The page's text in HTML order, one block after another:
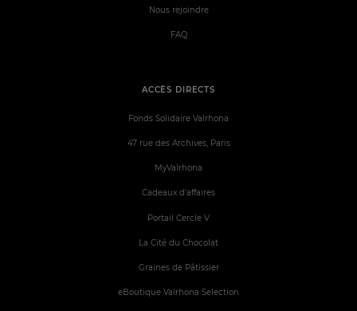
ACCÈS DIRECTS
Fonds Solidaire Valrhona
47 rue des Archives, Paris
MyValrhona
Cadeaux d'affaires
Portail Cercle V
La Cité du Chocolat
Graines de Pâtissier
eBoutique Valrhona Selection
Nous rejoindre
FAQ